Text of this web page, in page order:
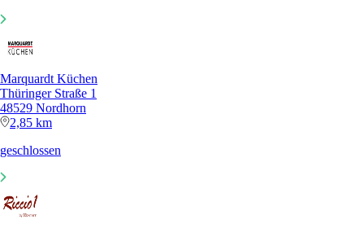
Marquardt Küchen
Thüringer Straße 1
48529 Nordhorn
2,85 km
geschlossen